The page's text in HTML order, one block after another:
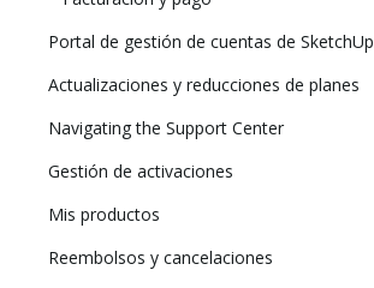
Portal de gestión de cuentas de SketchUp
Actualizaciones y reducciones de planes
Navigating the Support Center
Gestión de activaciones
Mis productos
Reembolsos y cancelaciones